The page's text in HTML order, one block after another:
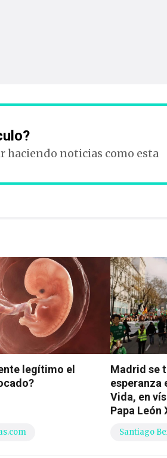
haciendo noticias como esta
legítimo el
Madrid se
esperanza
Vida, en
Papa León
Santiago